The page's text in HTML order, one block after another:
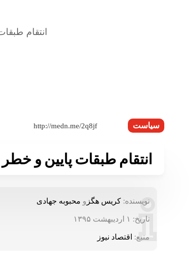
سیاست
انتقام طبقات پایین و
نویسنده: کریس هگز و محبوبه جهادی
تاریخ: ۱ اردیبهشت ۱۳۹۵
منبع: اقتصاد‌ نیوز